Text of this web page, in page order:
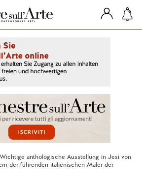
Wichtige anthologische Ausstellung in Jesi von
der führenden italienischen Maler der